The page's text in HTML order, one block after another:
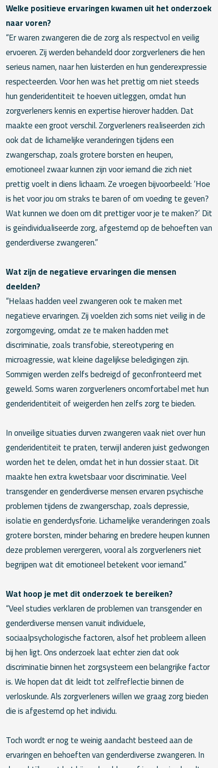
Welke positieve ervaringen kwamen uit het onderzoek
naar voren?
“Er waren zwangeren die de zorg als respectvol en veilig
ervoeren. Zij werden behandeld door zorgverleners die hen
serieus namen, naar hen luisterden en hun genderexpressie
respecteerden. Voor hen was het prettig om niet steeds
hun genderidentiteit te hoeven uitleggen, omdat hun
zorgverleners kennis en expertise hierover hadden. Dat
maakte een groot verschil. Zorgverleners realiseerden zich
ook dat de lichamelijke veranderingen tijdens een
zwangerschap, zoals grotere borsten en heupen,
emotioneel zwaar kunnen zijn voor iemand die zich niet
prettig voelt in diens lichaam. Ze vroegen bijvoorbeeld: ‘Hoe
is het voor jou om straks te baren of om voeding te geven?
Wat kunnen we doen om dit prettiger voor je te maken?’ Dit
is geïndividualiseerde zorg, afgestemd op de behoeften van
genderdiverse zwangeren.”
Wat zijn de negatieve ervaringen die mensen
deelden?
“Helaas hadden veel zwangeren ook te maken met
negatieve ervaringen. Zij voelden zich soms niet veilig in de
zorgomgeving, omdat ze te maken hadden met
discriminatie, zoals transfobie, stereotypering en
microagressie, wat kleine dagelijkse beledigingen zijn.
Sommigen werden zelfs bedreigd of geconfronteerd met
geweld. Soms waren zorgverleners oncomfortabel met hun
genderidentiteit of weigerden hen zelfs zorg te bieden.
In onveilige situaties durven zwangeren vaak niet over hun
genderidentiteit te praten, terwijl anderen juist gedwongen
worden het te delen, omdat het in hun dossier staat. Dit
maakte hen extra kwetsbaar voor discriminatie. Veel
transgender en genderdiverse mensen ervaren psychische
problemen tijdens de zwangerschap, zoals depressie,
isolatie en genderdysforie. Lichamelijke veranderingen zoals
grotere borsten, minder beharing en bredere heupen kunnen
deze problemen verergeren, vooral als zorgverleners niet
begrijpen wat dit emotioneel betekent voor iemand.”
Wat hoop je met dit onderzoek te bereiken?
“Veel studies verklaren de problemen van transgender en
genderdiverse mensen vanuit individuele,
sociaalpsychologische factoren, alsof het probleem alleen
bij hen ligt. Ons onderzoek laat echter zien dat ook
discriminatie binnen het zorgsysteem een belangrijke factor
is. We hopen dat dit leidt tot zelfreflectie binnen de
verloskunde. Als zorgverleners willen we graag zorg bieden
die is afgestemd op het individu.
Toch wordt er nog te weinig aandacht besteed aan de
ervaringen en behoeften van genderdiverse zwangeren. In